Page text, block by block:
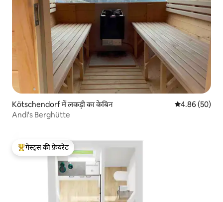
Kötschendorf में लकड़ी का केबिन औसत रेटिंग 5 में
4.86 (50)
Andi's Berghütte
गेस्ट्स का टॉप फ़ेवरेट
गेस्ट्स की फ़ेवरेट